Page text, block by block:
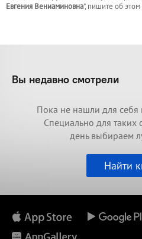
Евгения Вениаминовна", пишите об этом
Вы недавно смотрели
Пока не нашли для себя
Специально для
день выбираем
Найти